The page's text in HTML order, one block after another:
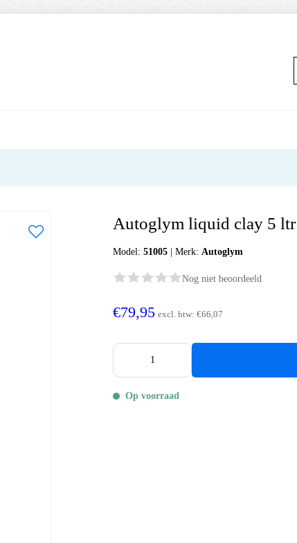
Autoglym liquid clay 5 ltr
Model:51005 |Merk:Autoglym
Nog niet beoordeeld
€79,95 excl. btw:€66,07
Op voorraad